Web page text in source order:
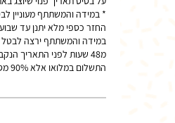
* במידה והמשתתף מעוניין
החזר כספי מלא יתנן עד
במידה והמשתתף ירצה
מ48 שעות לפני התאריך
התשלום במלואו אלא 90% מסך התשלום.